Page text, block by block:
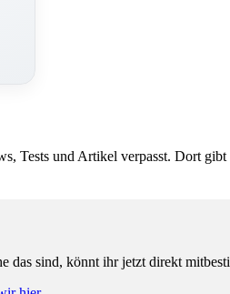
Tests und Artikel verpasst. Dort gibt
das sind, könnt ihr jetzt direkt